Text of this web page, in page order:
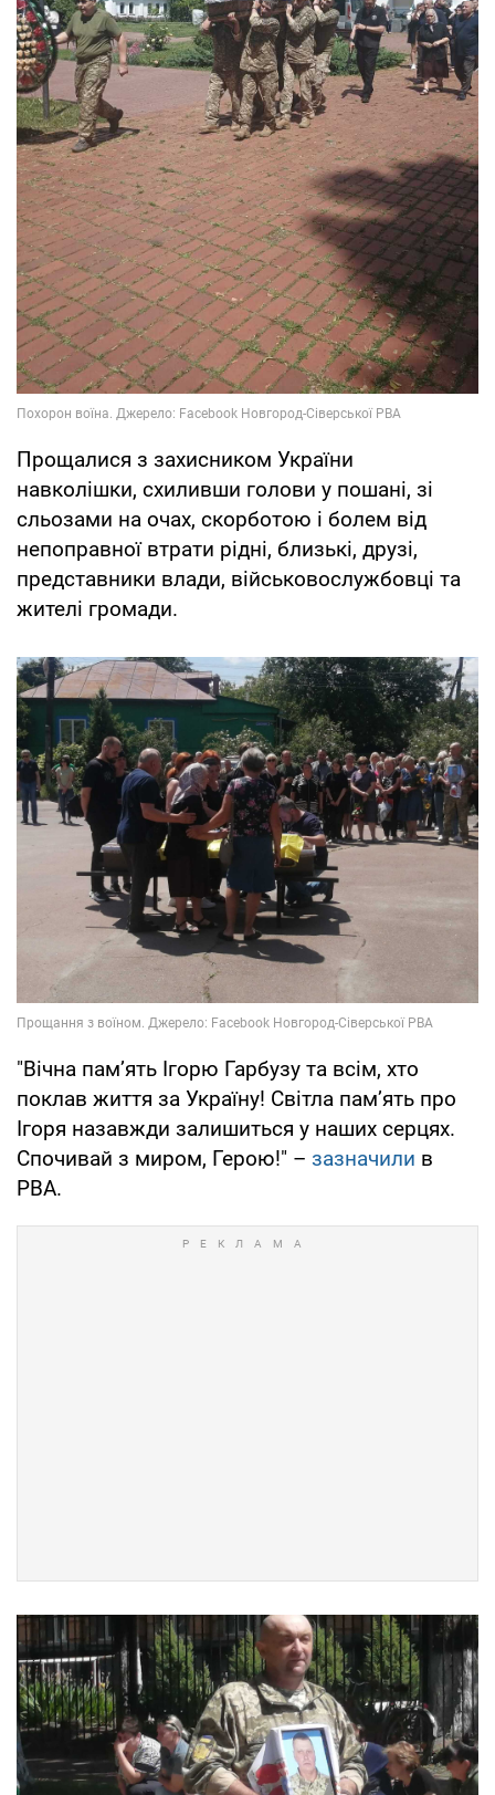
Прощалися з захисником України
навколішки, схиливши голови у пошані, зі
сльозами на очах, скорботою і болем від
непоправної втрати рідні, близькі, друзі,
представники влади, військовослужбовці та
жителі громади.
"Вічна пам’ять Ігорю Гарбузу та всім, хто
поклав життя за Україну! Світла пам’ять про
Ігоря назавжди залишиться у наших серцях.
Спочивай з миром, Герою!" – зазначили в
РВА.